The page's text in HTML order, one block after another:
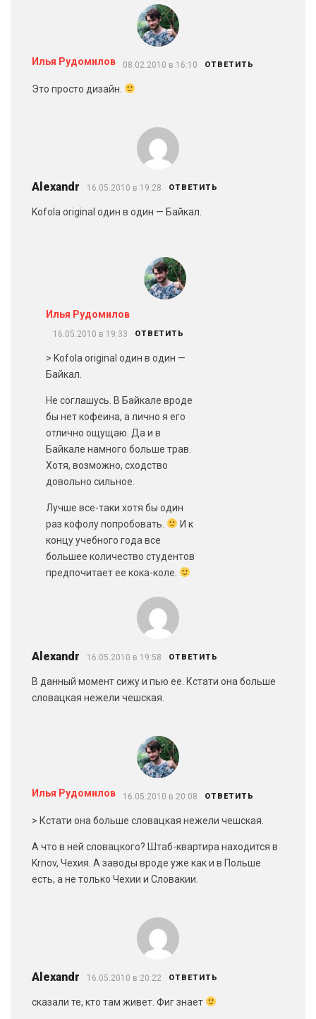
Илья Рудомилов 08.02.2010 в 16:10 ОТВЕТИТЬ
Это просто дизайн.
Alexandr 16.05.2010 в 19:28 ОТВЕТИТЬ
Kofola original один в один — Байкал.
Илья Рудомилов
16.05.2010 в 19:33 ОТВЕТИТЬ
> Kofola original один в один —
Байкал.
Не соглашусь. В Байкале вроде
бы нет кофеина, а лично я его
отлично ощущаю. Да и в
Байкале намного больше трав.
Хотя, возможно, сходство
довольно сильное.
Лучше все-таки хотя бы один
раз кофолу попробовать.
И к
концу учебного года все
большее количество студентов
предпочитает ее кока-коле.
Alexandr 16.05.2010 в 19:58 ОТВЕТИТЬ
В данный момент сижу и пью ее. Кстати она больше
словацкая нежели чешская.
Илья Рудомилов 16.05.2010 в 20:08 ОТВЕТИТЬ
> Кстати она больше словацкая нежели чешская.
А что в ней словацкого? Штаб-квартира находится в
Krnov, Чехия. А заводы вроде уже как и в Польше
есть, а не только Чехии и Словакии.
Alexandr 16.05.2010 в 20:22 ОТВЕТИТЬ
сказали те, кто там живет. Фиг знает